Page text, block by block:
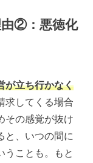
②：悪徳化
が立ち行かなく
求してくる場合
その感覚が抜け
と、いつの間に
うことも。もと